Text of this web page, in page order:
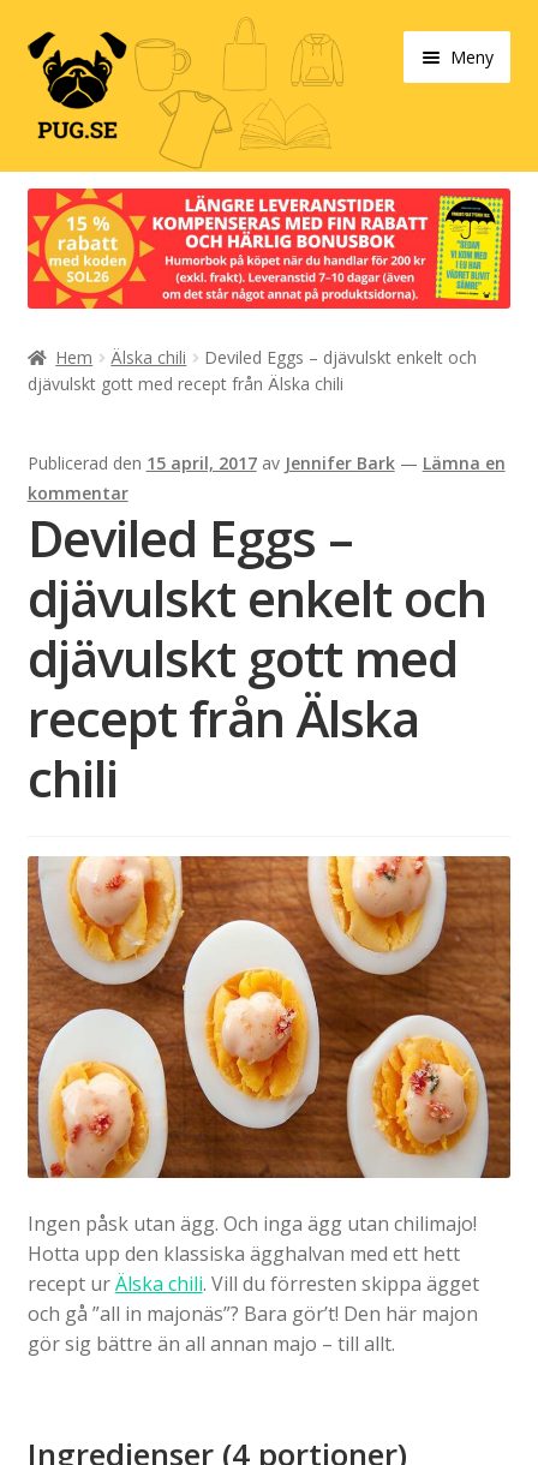
Hoppa
till
navigering
Hoppa
till
innehåll
Meny
Varukorg
Våra produkter
Designa själv!
Böcker
Info/villkor
Hem Älska chili
Deviled Eggs – djävulskt enkelt och
djävulskt gott med recept från Älska chili
Publicerad den 15 april, 2017 av Jennifer Bark — Lämna en
kommentar
Deviled Eggs –
djävulskt enkelt och
djävulskt gott med
recept från Älska
chili
Ingen påsk utan ägg. Och inga ägg utan chilimajo!
Hotta upp den klassiska ägghalvan med ett hett
recept urÄlska chili. Vill du förresten skippa ägget
och gå ”all in majonäs”? Bara gör’t! Den här majon
gör sig bättre än all annan majo – till allt.
Ingredienser (4 portioner)